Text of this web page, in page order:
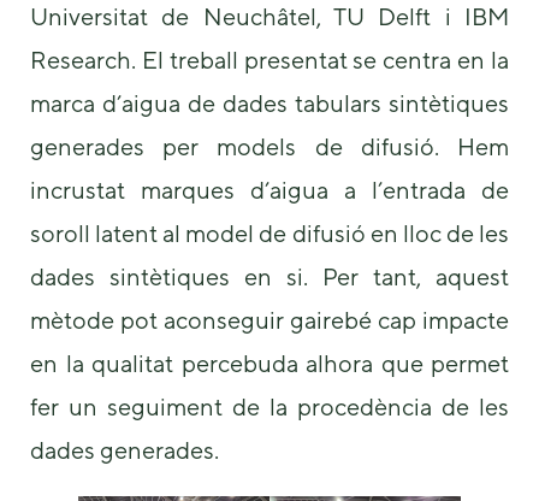
Universitat de Neuchâtel, TU Delft i IBM
Research. El treball presentat se centra en la
marca d’aigua de dades tabulars sintètiques
generades per models de difusió. Hem
incrustat marques d’aigua a l’entrada de
soroll latent al model de difusió en lloc de les
dades sintètiques en si. Per tant, aquest
mètode pot aconseguir gairebé cap impacte
en la qualitat percebuda alhora que permet
fer un seguiment de la procedència de les
dades generades.
you visit our
site, you
increase the
seeing
content and